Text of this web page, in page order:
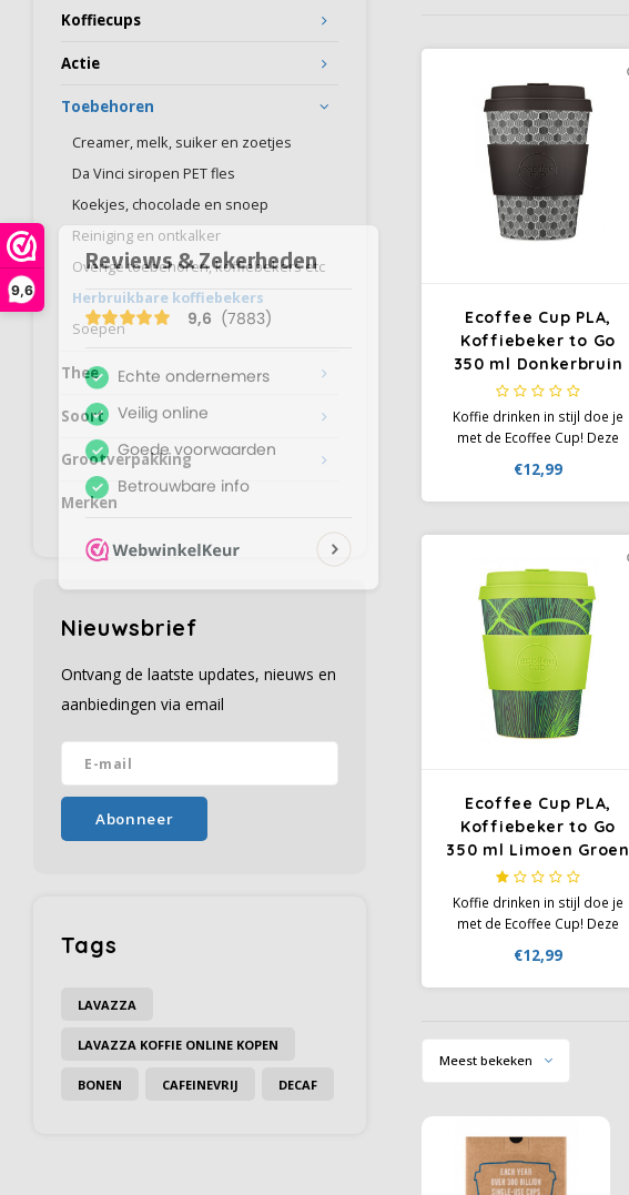
9,6
Koffiecups
Actie
Toebehoren
Creamer, melk, suiker en zoetjes
Da Vinci siropen PET fles
Koekjes, chocolade en snoep
Reiniging en ontkalker
Overige toebehoren, koffiebekers etc
Herbruikbare koffiebekers
Soepen
Thee
Soort
Grootverpakking
Merken
Nieuwsbrief
Ontvang de laatste updates, nieuws en
aanbiedingen via email
Abonneer
Tags
LAVAZZA
LAVAZZA KOFFIE ONLINE KOPEN
BONEN CAFEINEVRIJ DECAF
Ecoffee Cup PLA,
Koffiebeker to Go
350 ml Donkerbruin
Siliconen
Koffie drinken in stijl doe je
met de Ecoffee Cup! Deze
prachtig design en is perfect
voor onderweg of op
siliconendeksel met
afsluitbare gaatje
€12,99
Ecoffee Cup PLA,
Koffiebeker to Go
350 ml Limoen Groen
Siliconen
Koffie drinken in stijl doe je
met de Ecoffee Cup! Deze
prachtig design en is perfect
voor onderweg of op
siliconendeksel met
€12,99
Meest bekeken